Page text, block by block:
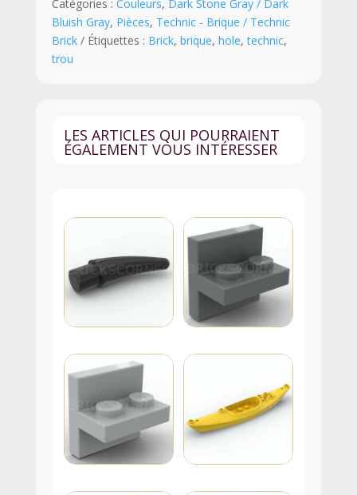
Catégories : Couleurs, Dark Stone Gray / Dark
Bluish Gray, Pièces, Technic - Brique / Technic
Brick
Étiquettes : Brick, brique, hole,technic,
trou
LES ARTICLES QUI POURRAIENT
ÉGALEMENT VOUS INTÉRESSER